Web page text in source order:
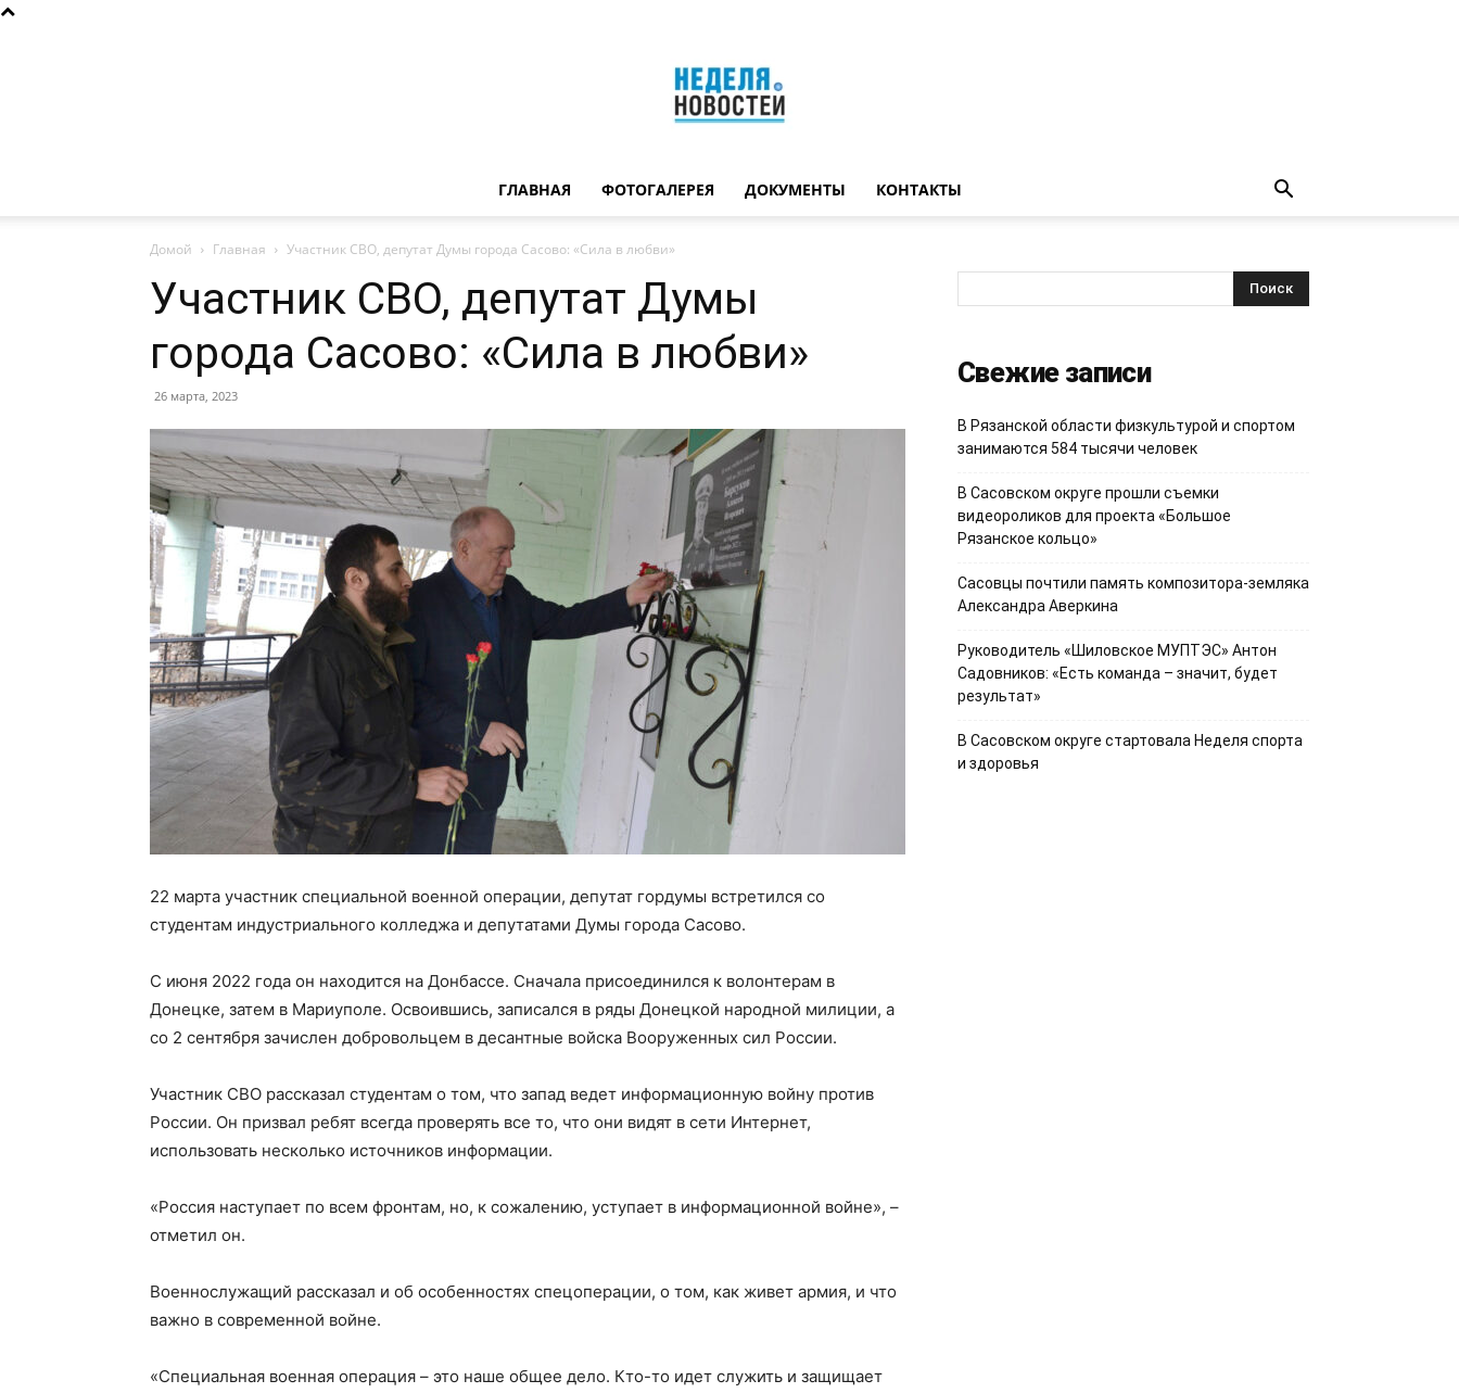
новостей
ГЛАВНАЯ ФОТОГАЛЕРЕЯ ДОКУМЕНТЫ КОНТАКТЫ
Домой Главная Участник СВО, депутат Думы города Сасово: «Сила в любви»
Участник СВО, депутат Думы
города Сасово: «Сила в любви»
26 марта, 2023
22 марта участник специальной военной операции, депутат гордумы встретился со
студентам индустриального колледжа и депутатами Думы города Сасово.
С июня 2022 года он находится на Донбассе. Сначала присоединился к волонтерам в
Донецке, затем в Мариуполе. Освоившись, записался в ряды Донецкой народной милиции, а
со 2 сентября зачислен добровольцем в десантные войска Вооруженных сил России.
Участник СВО рассказал студентам о том, что запад ведет информационную войну против
России. Он призвал ребят всегда проверять все то, что они видят в сети Интернет,
использовать несколько источников информации.
«Россия наступает по всем фронтам, но, к сожалению, уступает в информационной войне», –
отметил он.
Военнослужащий рассказал и об особенностях спецоперации, о том, как живет армия, и что
важно в современной войне.
«Специальная военная операция – это наше общее дело. Кто-то идет служить и защищает
Свежие записи
В Рязанской области физкультурой и спортом
занимаются 584 тысячи человек
В Сасовском округе прошли съемки
видеороликов для проекта «Большое
Рязанское кольцо»
Сасовцы почтили память композитора-земляка
Александра Аверкина
Руководитель «Шиловское МУПТЭС» Антон
Садовников: «Есть команда – значит, будет
результат»
В Сасовском округе стартовала Неделя спорта
и здоровья